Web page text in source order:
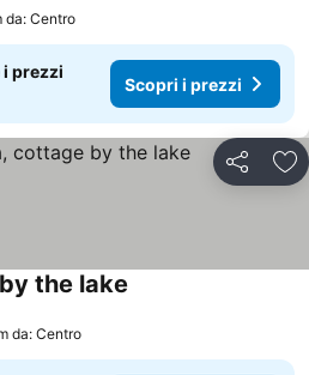
da: Centro
i prezzi
Scopri i prezzi
Condividi
the lake
da: Centro